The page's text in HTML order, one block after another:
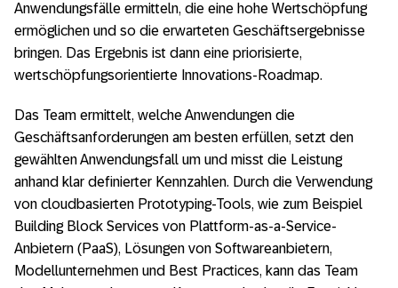
Anwendungsfälle ermitteln, die eine hohe Wertschöpfung
ermöglichen und so die erwarteten Geschäftsergebnisse
bringen. Das Ergebnis ist dann eine priorisierte,
wertschöpfungsorientierte Innovations-Roadmap.
Das Team ermittelt, welche Anwendungen die
Geschäftsanforderungen am besten erfüllen, setzt den
gewählten Anwendungsfall um und misst die Leistung
anhand klar definierter Kennzahlen. Durch die Verwendung
von cloudbasierten Prototyping-Tools, wie zum Beispiel
Building Block Services von Plattform-as-a-Service-
Anbietern (PaaS), Lösungen von Softwareanbietern,
Modellunternehmen und Best Practices, kann das Team